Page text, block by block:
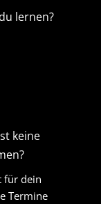
lernen?
keine
für dein
Termine